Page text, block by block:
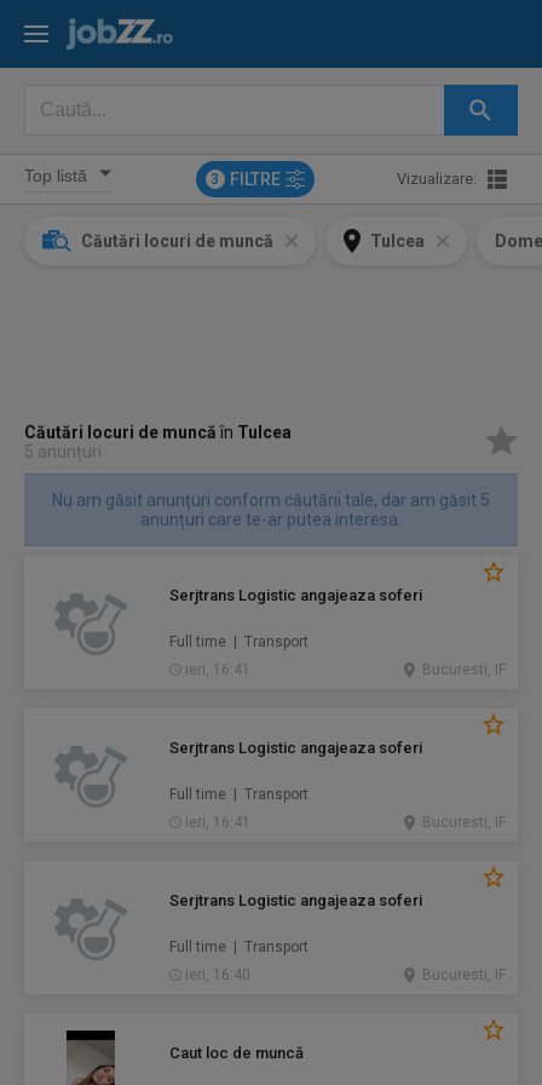
3 FILTRE Vizualizare:
Căutări locuri de muncă Tulcea
Căutări locuri de muncăîn Tulcea
5 anunțuri
Nu am găsit anunțuri conform căutării tale, dar am găsit 5
anunțuri care te-ar putea interesa.
Serjtrans Logistic angajeaza soferi
Full time | Transport
ieri, 16:41
Bucuresti, IF
Serjtrans Logistic angajeaza soferi
Full time | Transport
ieri, 16:41
Bucuresti, IF
Serjtrans Logistic angajeaza soferi
Full time | Transport
ieri, 16:40
Bucuresti, IF
Caut loc de muncă